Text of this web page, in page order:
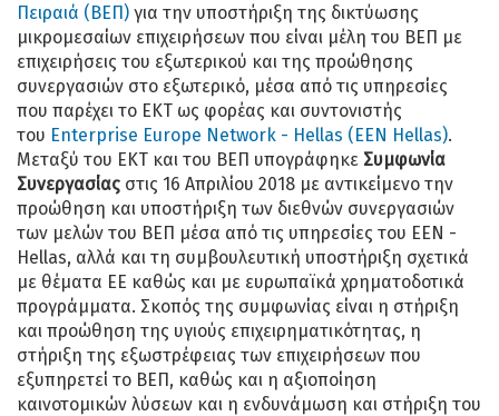
Πειραιά (ΒΕΠ) για την υποστήριξη της δικτύωσης
μικρομεσαίων επιχειρήσεων που είναι μέλη του ΒΕΠ με
επιχειρήσεις του εξωτερικού και της προώθησης
συνεργασιών στο εξωτερικό, μέσα από τις υπηρεσίες
που παρέχει το ΕΚΤ ως φορέας και συντονιστής
του Enterprise Europe Network - Hellas (ΕΕΝ Hellas).
Μεταξύ του ΕΚΤ και του ΒΕΠ υπογράφηκε Συμφωνία
Συνεργασίας στις 16 Απριλίου 2018 με αντικείμενο την
προώθηση και υποστήριξη των διεθνών συνεργασιών
των μελών του ΒΕΠ μέσα από τις υπηρεσίες του EEN -
Hellas, αλλά και τη συμβουλευτική υποστήριξη σχετικά
με θέματα ΕΕ καθώς και με ευρωπαϊκά χρηματοδοτικά
προγράμματα. Σκοπός της συμφωνίας είναι η στήριξη
και προώθηση της υγιούς επιχειρηματικότητας, η
στήριξη της εξωστρέφειας των επιχειρήσεων που
εξυπηρετεί το ΒΕΠ, καθώς και η αξιοποίηση
καινοτομικών λύσεων και η ενδυνάμωση και στήριξη του